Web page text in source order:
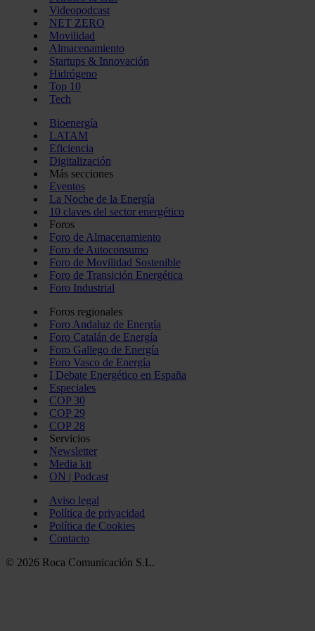
Videopodcast
NET ZERO
Movilidad
Almacenamiento
Startups & Innovación
Hidrógeno
Top 10
Tech
Bioenergía
LATAM
Eficiencia
Digitalización
Más secciones
Eventos
La Noche de la Energía
10 claves del sector energético
Foros
Foro de Almacenamiento
Foro de Autoconsumo
Foro de Movilidad Sostenible
Foro de Transición Energética
Foro Industrial
Foros regionales
Foro Andaluz de Energía
Foro Catalán de Energía
Foro Gallego de Energía
Foro Vasco de Energía
I Debate Energético en España
Especiales
COP 30
COP 29
COP 28
Servicios
Newsletter
Media kit
ON | Podcast
Aviso legal
Política de privacidad
Política de Cookies
Contacto
© 2026 Roca Comunicación S.L.